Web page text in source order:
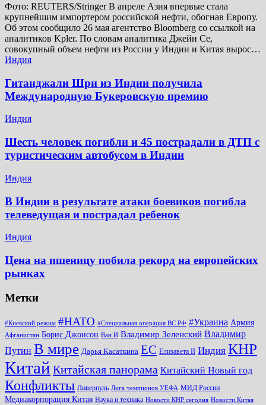
Фото: REUTERS/Stringer В апреле Азия впервые стала
крупнейшим импортером российской нефти, обогнав Европу.
Об этом сообщило 26 мая агентство Bloomberg со ссылкой на
аналитиков Kpler. По словам аналитика Джейн Се,
совокупный объем нефти из России у Индии и Китая вырос…
Индия
Гитанджали Шри из Индии получила
Международную Букеровскую премию
Индия
Шесть человек погибли и 45 пострадали в ДТП с
туристическим автобусом в Индии
Индия
В Индии в результате атаки боевиков погибла
телеведущая и пострадал ребенок
Индия
Цена на пшеницу побила рекорд на европейских
рынках
Метки
#Киевский режим #НАТО #Специальная операция ВС РФ #Украина Армия
Афганистан Борис Джонсон Ван И Владимир Зеленский Владимир
Путин В мире Дарья Касаткина ЕС Елизавета II Индия КНР
Китай Китайская панорама Китайский Новый год
Конфликты Ливерпуль Лига чемпионов УЕФА МИД России
Медиакорпорация Китая Наука и техника Новости КНР сегодня Новости Китая